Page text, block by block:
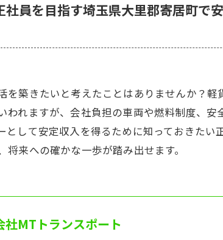
員を目指す埼玉県大里郡寄居町で
を築きたいと考えたことはありませんか？
われますが、会社負担の車両や燃料制度、
して安定収入を得るために知っておきた
来への確かな一歩が踏み出せます。
社MTトランスポート